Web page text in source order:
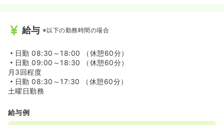
給与 ※以下の勤務時間の場合
日勤 08:30～18:00 （休憩60分）
日勤 09:00～18:30 （休憩60分）
月3回程度
日勤 08:30～17:30 （休憩60分）
土曜日勤務
給与例